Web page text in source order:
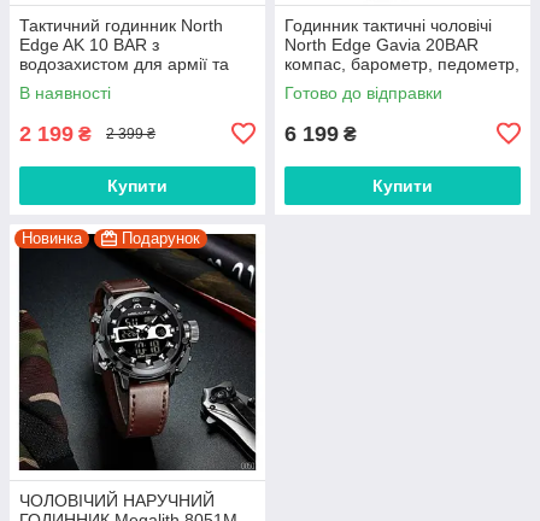
Тактичний годинник North
Edge AK 10 BAR з
водозахистом для армії та
спорту
В наявності
2 199 ₴ 2 399 ₴
Купити
Годинник тактичні чоловічі
North Edge Gavia 20BAR
компас, барометр, педометр,
режим дайвінгу
Готово до відправки
6 199 ₴
Купити
Новинка Подарунок
ЧОЛОВІЧИЙ НАРУЧНИЙ